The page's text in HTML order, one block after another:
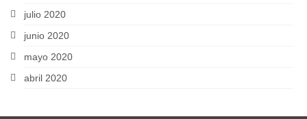
julio 2020
junio 2020
mayo 2020
abril 2020